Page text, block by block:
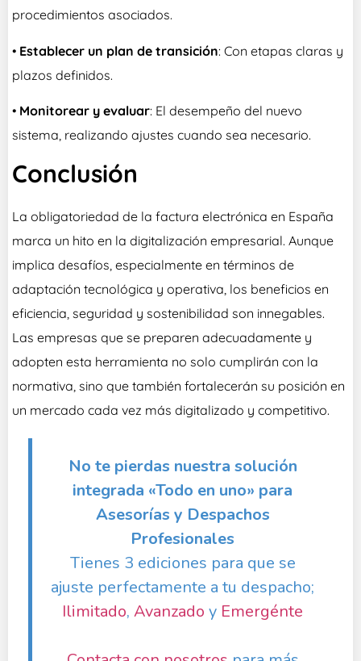
procedimientos asociados.
• Establecer un plan de transición: Con etapas claras y
plazos definidos.
• Monitorear y evaluar: El desempeño del nuevo
sistema, realizando ajustes cuando sea necesario.
Conclusión
La obligatoriedad de la factura electrónica en España
marca un hito en la digitalización empresarial. Aunque
implica desafíos, especialmente en términos de
adaptación tecnológica y operativa, los beneficios en
eficiencia, seguridad y sostenibilidad son innegables.
Las empresas que se preparen adecuadamente y
adopten esta herramienta no solo cumplirán con la
normativa, sino que también fortalecerán su posición en
un mercado cada vez más digitalizado y competitivo.
No te pierdas nuestra solución
integrada «Todo en uno» para
Asesorías y Despachos
Profesionales
Tienes 3 ediciones para que se
ajuste perfectamente a tu despacho;
Ilimitado, Avanzado y Emergénte